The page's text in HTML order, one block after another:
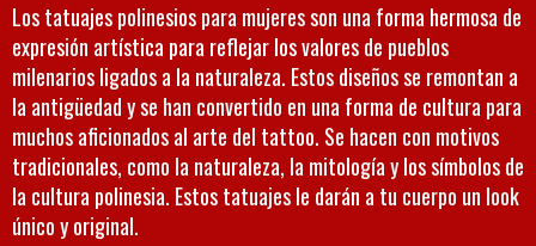
Los tatuajes polinesios para mujeres son una forma hermosa de
expresión artística para reflejar los valores de pueblos
milenarios ligados a la naturaleza. Estos diseños se remontan a
la antigüedad y se han convertido en una forma de cultura para
muchos aficionados al arte del tattoo. Se hacen con motivos
tradicionales, como la naturaleza, la mitología y los símbolos de
la cultura polinesia. Estos tatuajes le darán a tu cuerpo un look
único y original.